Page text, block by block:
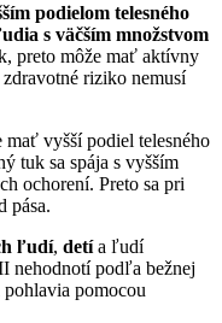
podielom telesného
s väčším množstvom
preto môže mať aktívny
riziko nemusí
vyšší podiel telesného
tuk sa spája s vyšším
ochorení. Preto sa pri
pása.
ľudí, detía ľudí
nehodnotí podľa bežnej
pomocou